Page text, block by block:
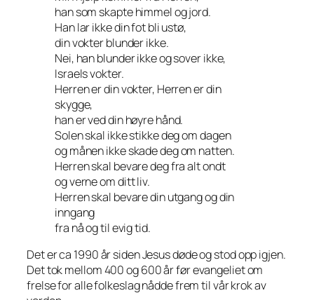
han som skapte himmel og jord.
Han lar ikke din fot bli ustø,
din vokter blunder ikke.
Nei, han blunder ikke og sover ikke,
Israels vokter.
Herren er din vokter, Herren er din
skygge,
han er ved din høyre hånd.
Solen skal ikke stikke deg om dagen
og månen ikke skade deg om natten.
Herren skal bevare deg fra alt ondt
og verne om ditt liv.
Herren skal bevare din utgang og din
inngang
fra nå og til evig tid.
Det er ca 1990 år siden Jesus døde og stod opp igjen.
Det tok mellom 400 og 600 år før evangeliet om
frelse for alle folkeslag nådde frem til vår krok av